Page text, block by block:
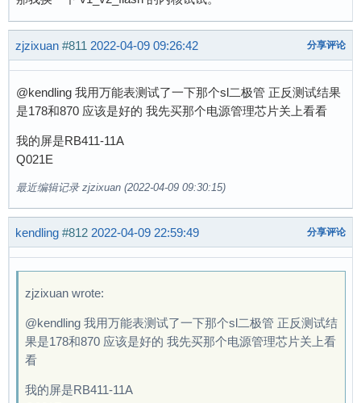
zjzixuan #811 2022-04-09 09:26:42 分享评论
@kendling 我用万能表测试了一下那个sl二极管 正反测试结果
是178和870 应该是好的 我先买那个电源管理芯片关上看看
我的屏是RB411-11A
Q021E
最近编辑记录 zjzixuan (2022-04-09 09:30:15)
kendling #812 2022-04-09 22:59:49 分享评论
zjzixuan wrote:
@kendling 我用万能表测试了一下那个sl二极管 正反测试结
果是178和870 应该是好的 我先买那个电源管理芯片关上看
看
我的屏是RB411-11A